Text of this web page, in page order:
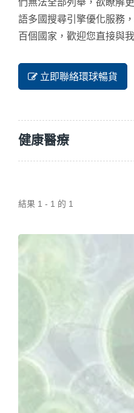
語多國搜尋引擎優化服務
百個國家，歡迎您直接與
立即聯絡環球暢貨
健康醫療
結果 1 - 1 的 1